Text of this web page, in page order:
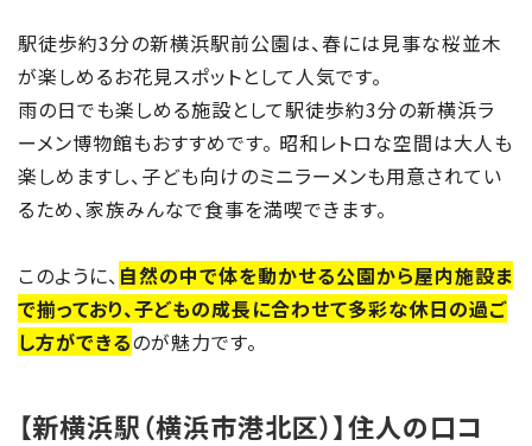
駅徒歩約3分の新横浜駅前公園は、春には見事な桜並木
が楽しめるお花見スポットとして人気です。
雨の日でも楽しめる施設として駅徒歩約3分の新横浜ラ
ーメン博物館もおすすめです。 昭和レトロな空間は大人も
楽しめますし、子ども向けのミニラーメンも用意されてい
るため、家族みんなで食事を満喫できます。
このように、 自然の中で体を動かせる公園から屋内施設ま
で揃っており、子どもの成長に合わせて多彩な休日の過ご
し方ができるのが魅力です。
【新横浜駅（横浜市港北区）】住人の口コ